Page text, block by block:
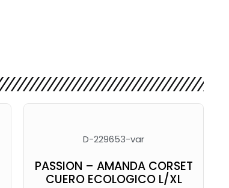
D-229653-var
PASSION – AMANDA CORSET
CUERO ECOLOGICO L/XL